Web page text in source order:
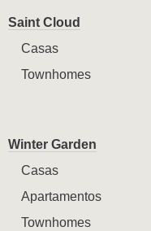
Saint Cloud
Casas
Townhomes
Winter Garden
Casas
Apartamentos
Townhomes